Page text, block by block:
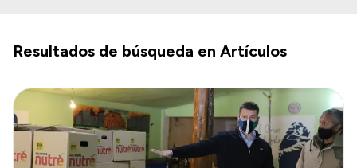
Prensa
Autoridades y Organismos
Discursos en la Legislatura
Casa de Gobierno
Resultados de búsqueda en Artículos